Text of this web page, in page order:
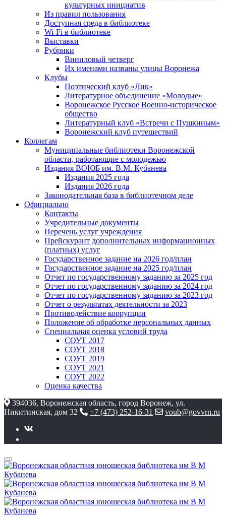
культурных инициатив
Из правил пользования
Доступная среда в библиотеке
Wi-Fi в библиотеке
Выставки
Рубрики
Виниловый четверг
Их именами названы улицы Воронежа
Клубы
Поэтический клуб «Лик»
Литературное объединение «Молодые»
Воронежское Русское Военно-историческое
общество
Литературный клуб «Встречи с Пушкиным»
Воронежский клуб путешествий
Коллегам
Муниципальные библиотеки Воронежской
области, работающие с молодежью
Издания ВОЮБ им. В.М. Кубанева
Издания 2025 года
Издания 2026 года
Законодательная база в библиотечном деле
Официально
Контакты
Учредительные документы
Перечень услуг учреждения
Прейскурант дополнительных информационных
(платных) услуг
Государственное задание на 2026 год/план
Государственное задание на 2025 год/план
Отчет по государственному заданию за 2025 год
Отчет по государственному заданию за 2024 год
Отчет по государственному заданию за 2023 год
Отчет о результатах деятельности за 2023
Противодействие коррупции
Положение об обработке персональных данных
Специальная оценка условий труда
СОУТ 2017
СОУТ 2018
СОУТ 2019
СОУТ 2021
СОУТ 2022
Оценка качества
394036, Воронежская область, город Воронеж, ул.
Никитинская, дом 32
+7 (473) 252-16-31 voub@govvrn.ru